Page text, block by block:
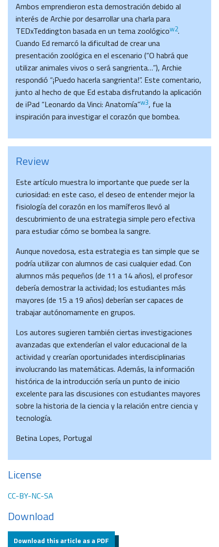
Ambos emprendieron esta demostración debido al
interés de Archie por desarrollar una charla para
TEDxTeddington basada en un tema zoológicow2.
Cuando Ed remarcó la dificultad de crear una
presentación zoológica en el escenario (“O habrá que
utilizar animales vivos o será sangrienta…”), Archie
respondió “¡Puedo hacerla sangrienta!”. Este comentario,
junto al hecho de que Ed estaba disfrutando la aplicación
de iPad “Leonardo da Vinci: Anatomía”w3, fue la
inspiración para investigar el corazón que bombea.
Review
Este artículo muestra lo importante que puede ser la
curiosidad: en este caso, el deseo de entender mejor la
fisiología del corazón en los mamíferos llevó al
descubrimiento de una estrategia simple pero efectiva
para estudiar cómo se bombea la sangre.
Aunque novedosa, esta estrategia es tan simple que se
podría utilizar con alumnos de casi cualquier edad. Con
alumnos más pequeños (de 11 a 14 años), el profesor
debería demostrar la actividad; los estudiantes más
mayores (de 15 a 19 años) deberían ser capaces de
trabajar autónomamente en grupos.
Los autores sugieren también ciertas investigaciones
avanzadas que extenderían el valor educacional de la
actividad y crearían oportunidades interdisciplinarias
involucrando las matemáticas. Además, la información
histórica de la introducción sería un punto de inicio
excelente para las discusiones con estudiantes mayores
sobre la historia de la ciencia y la relación entre ciencia y
tecnología.
Betina Lopes, Portugal
License
CC-BY-NC-SA
Download
Download this article as a PDF